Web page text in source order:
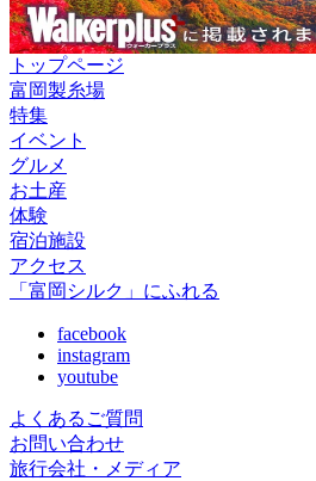
トップページ
富岡製糸場
特集
イベント
グルメ
お土産
体験
宿泊施設
アクセス
「富岡シルク」にふれる
facebook
instagram
youtube
よくあるご質問
お問い合わせ
旅行会社・メディア